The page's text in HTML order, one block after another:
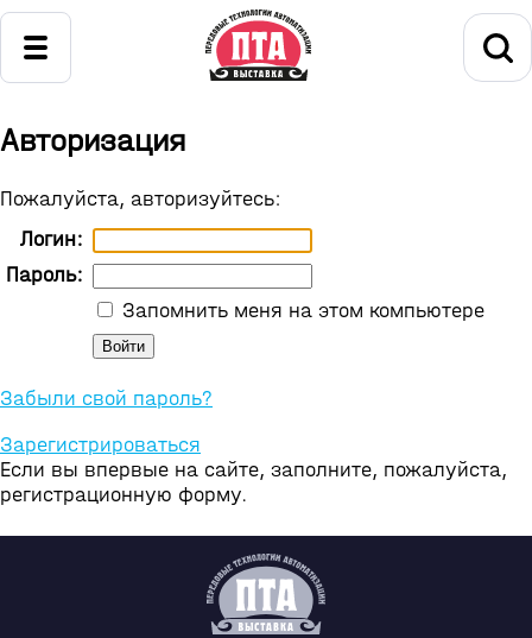
Авторизация
Пожалуйста, авторизуйтесь:
Логин:
Пароль:
Запомнить меня на этом компьютере
Забыли свой пароль?
Зарегистрироваться
Если вы впервые на сайте, заполните, пожалуйста,
регистрационную форму.